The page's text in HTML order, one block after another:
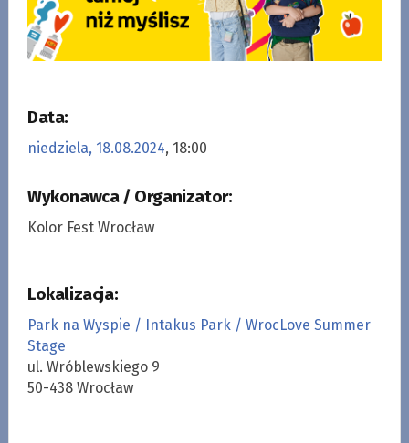
Data:
niedziela, 18.08.2024, 18:00
Wykonawca / Organizator:
Kolor Fest Wrocław
Lokalizacja:
Park na Wyspie / Intakus Park / WrocLove Summer
Stage
ul. Wróblewskiego 9
50-438 Wrocław